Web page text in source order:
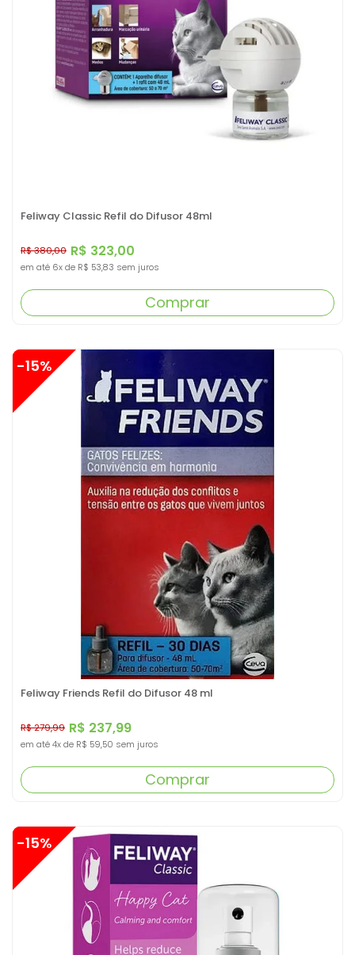
Feliway Classic Refil do Difusor 48ml
R$ 323,00
R$ 380,00
em até 6x de R$ 53,83 sem juros
Comprar
Feliway Friends Refil do Difusor 48 ml
R$ 237,99
R$ 279,99
-15%
em até 4x de R$ 59,50 sem juros
Comprar
-15%